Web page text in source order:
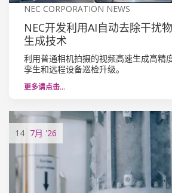
NEC CORPORATION NEWS
NEC开发利用AI自动去除干扰
生成技术
利用普通相机拍摄的视频高速生成高精
孪生和远程设备巡检升级。
更多请点击…
14 7月 '26